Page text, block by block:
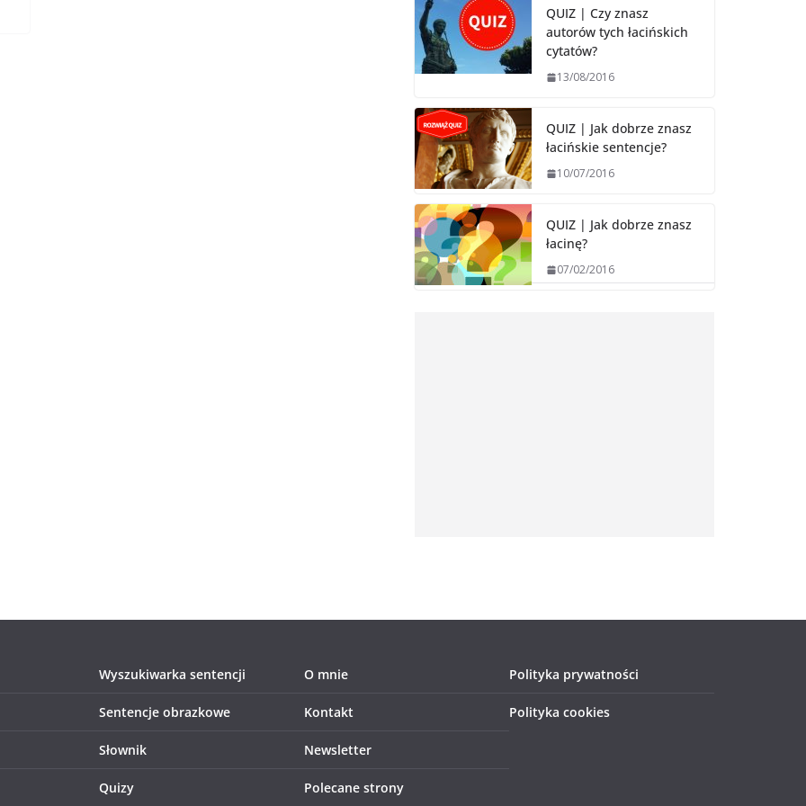
QUIZ | Czy znasz
autorów tych łacińskich
cytatów?
13/08/2016
QUIZ | Jak dobrze znasz
łacińskie sentencje?
10/07/2016
QUIZ | Jak dobrze znasz
łacinę?
07/02/2016
Wyszukiwarka sentencji
Sentencje obrazkowe
Słownik
Quizy
O mnie
Kontakt
Newsletter
Polecane strony
Polityka prywatności
Polityka cookies